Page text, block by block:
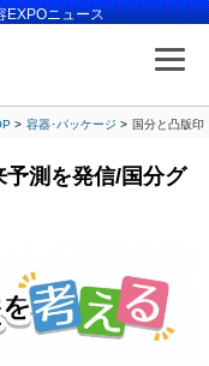
EXPOニュース
容器･パッケージ 国分と凸版印
予測を発信/国分グ